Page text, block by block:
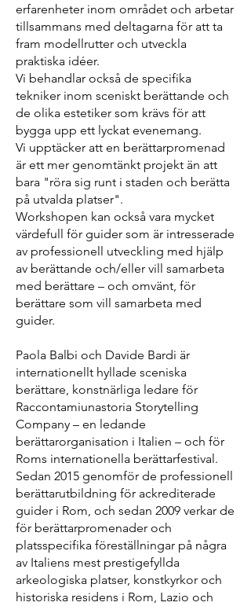
erfarenheter inom området och arbetar
tillsammans med deltagarna för att ta
fram modellrutter och utveckla
praktiska idéer.
Vi behandlar också de specifika
tekniker inom sceniskt berättande och
de olika estetiker som krävs för att
bygga upp ett lyckat evenemang.
Vi upptäcker att en berättarpromenad
är ett mer genomtänkt projekt än att
bara "röra sig runt i staden och berätta
på utvalda platser".
Workshopen kan också vara mycket
värdefull för guider som är intresserade
av professionell utveckling med hjälp
av berättande och/eller vill samarbeta
med berättare – och omvänt, för
berättare som vill samarbeta med
guider.
Paola Balbi och Davide Bardi är
internationellt hyllade sceniska
berättare, konstnärliga ledare för
Raccontamiunastoria Storytelling
Company – en ledande
berättarorganisation i Italien – och för
Roms internationella berättarfestival.
Sedan 2015 genomför de professionell
berättarutbildning för ackrediterade
guider i Rom, och sedan 2009 verkar de
för berättarpromenader och
platsspecifika föreställningar på några
av Italiens mest prestigefyllda
arkeologiska platser, konstkyrkor och
historiska residens i Rom, Lazio och